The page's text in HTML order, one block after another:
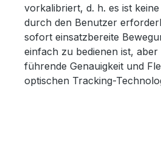
vorkalibriert, d. h. es ist
durch den Benutzer
sofort einsatzbereite
einfach zu bedienen ist, aber
führende Genauigkeit und
optischen Tracking-